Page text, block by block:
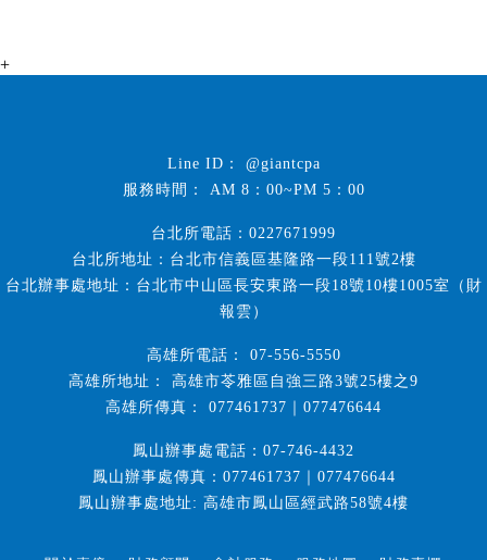
+
@giantcpa
AM 8：00~PM 5：00
台北所電話：0227671999
台北所地址：台北市信義區基隆路一段111號2樓
台北辦事處地址：台北市中山區長安東路一段18號10樓1005室（財
報雲）
07-556-5550
高雄市苓雅區自強三路3號25樓之9
077461737｜077476644
鳳山辦事處電話：07-746-4432
鳳山辦事處傳真：077461737｜077476644
鳳山辦事處地址: 高雄市鳳山區經武路58號4樓